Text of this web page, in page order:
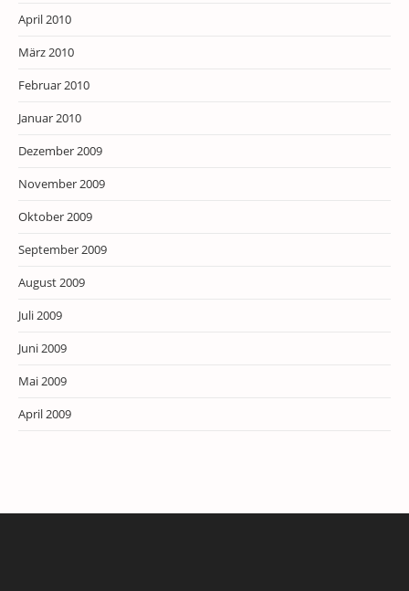
April 2010
März 2010
Februar 2010
Januar 2010
Dezember 2009
November 2009
Oktober 2009
September 2009
August 2009
Juli 2009
Juni 2009
Mai 2009
April 2009